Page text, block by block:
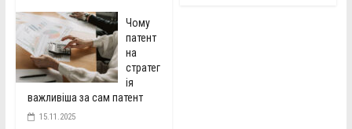
Чому
патент
на
стратег
ія
важливіша за сам патент
15.11.2025